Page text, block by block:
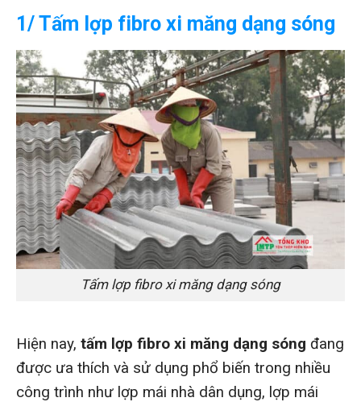
1/ Tấm lợp fibro xi măng dạng sóng
Tấm lợp fibro xi măng dạng sóng
Hiện nay, tấm lợp fibro xi măng dạng sóng đang
được ưa thích và sử dụng phổ biến trong nhiều
công trình như lợp mái nhà dân dụng, lợp mái